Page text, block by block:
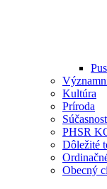
Kultúra
Príroda
PHSR
Dôležité
Obecný